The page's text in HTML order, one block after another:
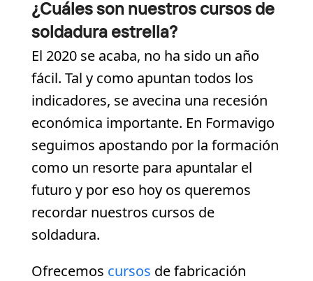
¿Cuáles son nuestros cursos de
soldadura estrella?
El 2020 se acaba, no ha sido un año
fácil. Tal y como apuntan todos los
indicadores, se avecina una recesión
económica importante. En Formavigo
seguimos apostando por la formación
como un resorte para apuntalar el
futuro y por eso hoy os queremos
recordar nuestros cursos de
soldadura.
Ofrecemos cursos de fabricación